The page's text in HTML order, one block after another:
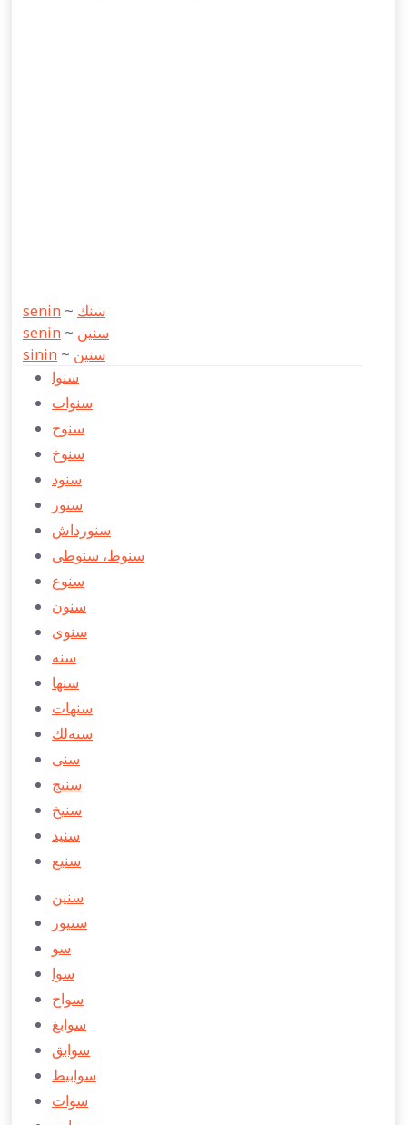
senin ~ سنك
senin ~ سنین
sinin ~ سنین
سنوا
سنوات
سنوح
سنوخ
سنود
سنور
سنورداش
سنوط، سنوطی
سنوع
سنون
سنوی
سنه
سنها
سنهات
سنه‌لك
سنی
سنیج
سنیخ
سنید
سنيع
سنین
سنيور
سو
سوا
سواح
سوابغ
سوابق
سوابيط
سوات